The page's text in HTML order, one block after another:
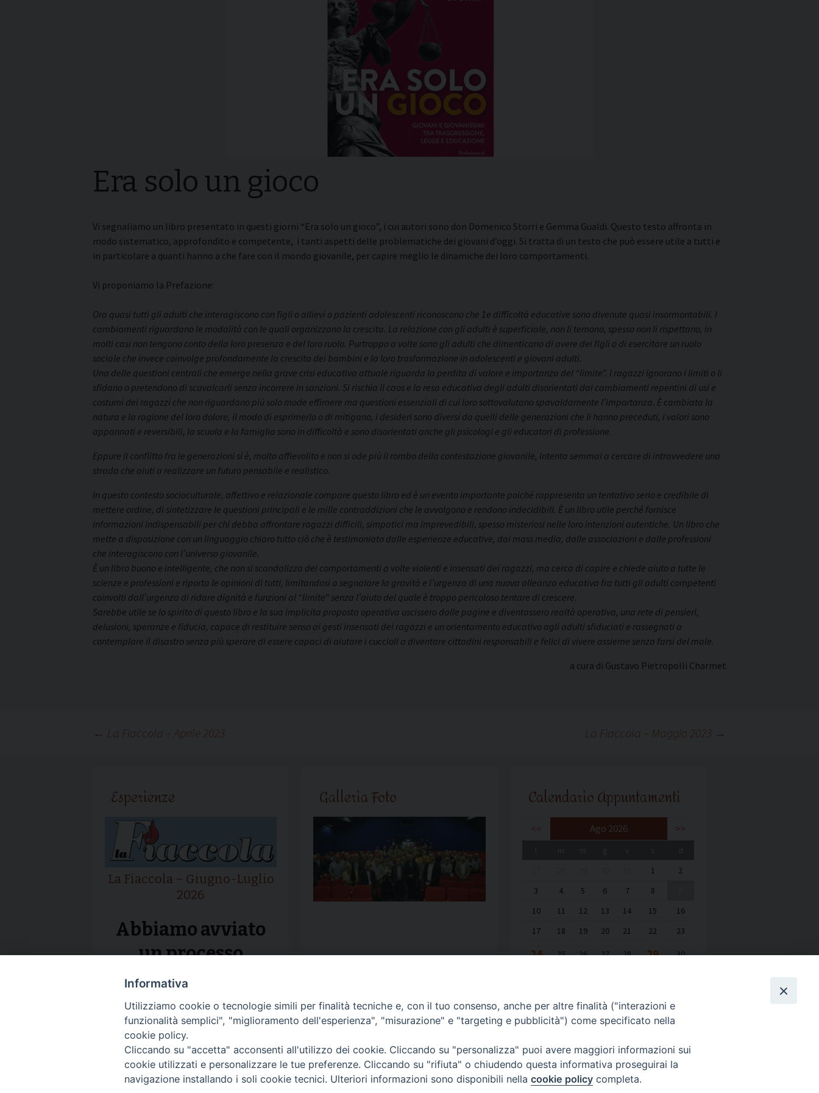
Convegni Regionali
Testi Magisteriali
Area riservata
Era solo un gioco
Vi segnaliamo un libro presentato in questi giorni “Era solo un gioco”, i cui autori sono don Domenico Storri e Gemma Gualdi. Questo testo affronta in
modo sistematico, approfondito e competente, i tanti aspetti delle problematiche dei giovani d’oggi. Si tratta di un testo che può essere utile a tutti e
in particolare a quanti hanno a che fare con il mondo giovanile, per capire meglio le dinamiche dei loro comportamenti.
Vi proponiamo la Prefazione:
Ora quasi tutti gli adulti che interagiscono con figli o allievi o pazienti adolescenti riconoscono che 1e difficoltà educative sono divenute quasi insormontabili. I
cambiamenti riguardano le modalità con le quali organizzano la crescita. La relazione con gli adulti è superficiale, non li temono, spesso non li rispettano, in
molti casi non tengono conto della loro presenza e del loro ruolo. Purtroppo a volte sono gli adulti che dimenticano di avere dei figli o di esercitare un ruolo
sociale che invece coinvolge profondamente la crescita dei bambini e la loro trasformazione in adolescenti e giovani adulti.
Una delle questioni centrali che emerge nella grave crisi educativa attuale riguarda la perdita di valore e importanza del “limite”. I ragazzi ignorano i limiti o li
sfidano o pretendono di scavalcarli senza incorrere in sanzioni. Si rischia il caos e la resa educativa degli adulti disorientati dai cambiamenti repentini di usi e
costumi dei ragazzi che non riguardano più solo mode effimere ma questioni essenziali di cui loro sottovalutano spavaldamente l’importanza. È cambiata la
natura e la ragione del loro dolore, il modo di esprimerlo o di mitigano, i desideri sono diversi da quelli delle generazioni che li hanno preceduti, i valori sono
appannati e reversibili, la scuola e la famiglia sono in difficoltà e sono disorientati anche gli psicologi e gli educatori di professione.
Eppure il conflitto fra le generazioni si è, molto affievolito e non si ode più il rombo della contestazione giovanile, intenta semmai a cercare di intravvedere una
strada che aiuti a realizzare un futuro pensabile e realistico.
In questo contesto socioculturale, affettivo e relazionale compare questo libro ed è un evento importante poiché rappresenta un tentativo serio e credibile di
mettere ordine, di sintetizzare le questioni principali e le mille contraddizioni che le avvolgono e rendono indecidibili. È un libro utile perché fornisce
informazioni indispensabili per chi debba affrontare ragazzi difficili, simpatici ma imprevedibili, spesso misteriosi nelle loro intenzioni autentiche. Un libro che
mette a disposizione con un linguaggio chiaro tutto ciò che è testimoniato dalle esperienze educative, dai mass media, dalle associazioni e dalle professioni
che interagiscono con l’universo giovanile.
È un libro buono e intelligente, che non si scandalizza dei comportamenti a volte violenti e insensati dei ragazzi, ma cerca di capire e chiede aiuto a tutte le
scienze e professioni e riporta le opinioni di tutti, limitandosi a segnalare la gravità e l’urgenza di una nuova alleanza educativa fra tutti gli adulti competenti
coinvolti dall’urgenza di ridare dignità e funzioni al “limite” senza l’aiuto del quale è troppo pericoloso tentare di crescere.
Sarebbe utile se lo spirito di questo libro e la sua implicita proposta operativa uscissero dalle pagine e diventassero realtà operativa, una rete di pensieri,
delusioni, speranze e fiducia, capace di restituire senso ai gesti insensati dei ragazzi e un orientamento educativo agli adulti sfiduciati e rassegnati a
contemplare il disastro senza più sperare di essere capaci di aiutare i cuccioli a diventare cittadini responsabili e felici di vivere assieme senza farsi del male.
a cura di Gustavo Pietropolli Charmet
Navigazione
← La Fiaccola – Aprile 2023 La Fiaccola – Maggio 2023 →
Esperienze
La Fiaccola – Giugno-Luglio
2026
Abbiamo avviato
un processo
Galleria Foto Calendario Appuntamenti
<< Ago 2026 >>
1
2
3
4 5 6 7 8
10
11 12 13 14 15
16
17
18 19 20 21 22 23
24 25 26 27 28 29 30
Informativa
Utilizziamo cookie o tecnologie simili per finalità tecniche e, con il tuo consenso, anche per altre finalità ("interazioni e
funzionalità semplici", "miglioramento dell'esperienza", "misurazione" e "targeting e pubblicità") come specificato nella
cookie policy.
Cliccando su "accetta" acconsenti all'utilizzo dei cookie. Cliccando su "personalizza" puoi avere maggiori informazioni sui
cookie utilizzati e personalizzare le tue preferenze. Cliccando su "rifiuta" o chiudendo questa informativa proseguirai la
navigazione installando i soli cookie tecnici. Ulteriori informazioni sono disponibili nella cookie policy completa.